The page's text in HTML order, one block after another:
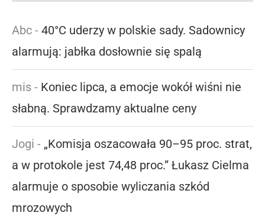
Abc - 40°C uderzy w polskie sady. Sadownicy
alarmują: jabłka dosłownie się spalą
mis - Koniec lipca, a emocje wokół wiśni nie
słabną. Sprawdzamy aktualne ceny
Jogi - „Komisja oszacowała 90–95 proc. strat,
a w protokole jest 74,48 proc.” Łukasz Cielma
alarmuje o sposobie wyliczania szkód
mrozowych